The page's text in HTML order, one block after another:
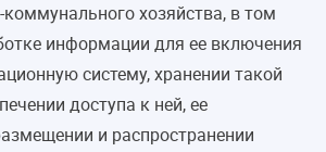
хозяйства, в том
информации для ее включения
систему, хранении такой
доступа к ней, ее
и распространении